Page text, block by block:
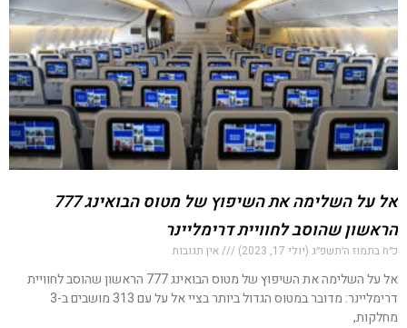
אל על השלימה את השיפוץ של מטוס הבואינג 777
הראשון שהוסב לחוויית דרימליינר
כ״ח בתמוז ה׳תשפ״ג (יולי 17, 2023) אין תגובות
אל על השלימה את השיפוץ של מטוס הבואינג 777 הראשון שהוסב לחוויית
דרימליינר: מדובר במטוס הגדול ביותר בציי אל על עם 313 מושבים ב-3
מחלקות,